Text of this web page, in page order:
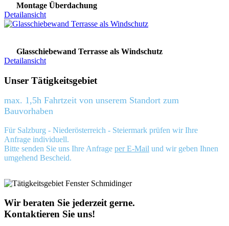
Montage Überdachung
Detailansicht
Glasschiebewand Terrasse als Windschutz
Detailansicht
Unser Tätigkeitsgebiet
max. 1,5h Fahrtzeit von unserem Standort zum
Bauvorhaben
Für Salzburg - Niederösterreich - Steiermark prüfen wir Ihre
Anfrage individuell.
Bitte senden Sie uns Ihre Anfrage per E-Mail und wir geben Ihnen
umgehend Bescheid.
Wir beraten Sie jederzeit gerne.
Kontaktieren Sie uns!